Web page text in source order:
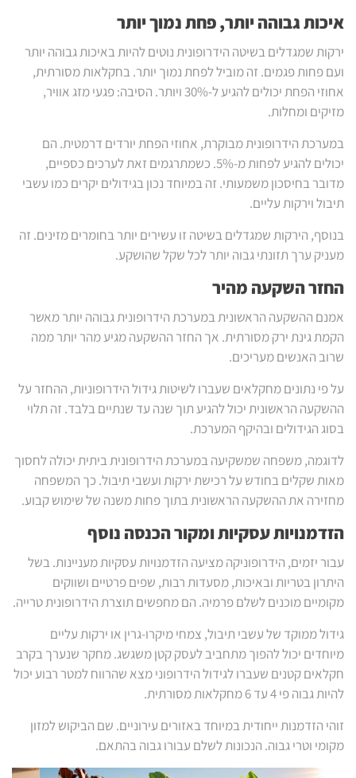
איכות גבוהה יותר, פחת נמוך יותר
ירקות שמגדלים בשיטה הידרופונית נוטים להיות באיכות גבוהה יותר
ועם פחות פגמים. זה מוביל לפחת נמוך יותר. בחקלאות מסורתית,
אחוזי הפחת יכולים להגיע ל-30% ויותר. הסיבה: פגעי מזג אוויר,
מזיקים ומחלות.
במערכת הידרופונית מבוקרת, אחוזי הפחת יורדים דרמטית. הם
יכולים להגיע לפחות מ-5%. כשמתרגמים זאת לערכים כספיים,
מדובר בחיסכון משמעותי. זה במיוחד נכון בגידולים יקרים כמו עשבי
תיבול וירקות עליים.
בנוסף, הירקות שמגדלים בשיטה זו עשירים יותר בחומרים מזינים. זה
מעניק ערך תזונתי גבוה יותר לכל שקל שהושקע.
החזר השקעה מהיר
אמנם ההשקעה הראשונית במערכת הידרופונית גבוהה יותר מאשר
הקמת גינת ירק מסורתית. אך החזר ההשקעה מגיע מהר יותר ממה
שרוב האנשים מעריכים.
על פי נתונים מחקלאים שעברו לשיטות גידול הידרופוניות, ההחזר על
ההשקעה הראשונית יכול להגיע תוך שנה עד שנתיים בלבד. זה תלוי
בסוג הגידולים ובהיקף המערכת.
לדוגמה, משפחה שמשקיעה במערכת הידרופונית ביתית יכולה לחסוך
מאות שקלים בחודש על רכישת ירקות ועשבי תיבול. כך המשפחה
מחזירה את ההשקעה הראשונית בתוך פחות משנה של שימוש קבוע.
הזדמנויות עסקיות ומקור הכנסה נוסף
עבור יזמים, הידרופוניקה מציעה הזדמנויות עסקיות מעניינות. בשל
היתרון בטריות ובאיכות, מסעדות רבות, שפים פרטיים ושווקים
מקומיים מוכנים לשלם פרמיה. הם מחפשים תוצרת הידרופונית טרייה.
גידול ממוקד של עשבי תיבול, צמחי מיקרו-גרין או ירקות עליים
מיוחדים יכול להפוך מתחביב לעסק קטן משגשג. מחקר שנערך בקרב
חקלאים קטנים שעברו לגידול הידרופוני מצא שהרווח למטר רבוע יכול
להיות גבוה פי 4 עד 6 מחקלאות מסורתית.
זוהי הזדמנות ייחודית במיוחד באזורים עירוניים. שם הביקוש למזון
מקומי וטרי גבוה. הנכונות לשלם עבורו גבוה בהתאם.